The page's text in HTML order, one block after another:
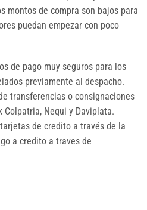
montos de compra son bajos para
puedan empezar con poco
de pago muy seguros para los
previamente al despacho.
transferencias o consignaciones
Colpatria, Nequi y Daviplata.
de credito a través de la
a credito a traves de